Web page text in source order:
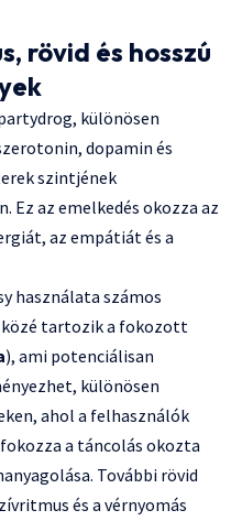
rövid és hosszú
különösen
dopamin és
szintjének
Ez az emelkedés okozza az
az empátiát és a
használata számos
közé tartozik a fokozott
), ami potenciálisan
különösen
ahol a felhasználók
a táncolás okozta
További rövid
és a vérnyomás